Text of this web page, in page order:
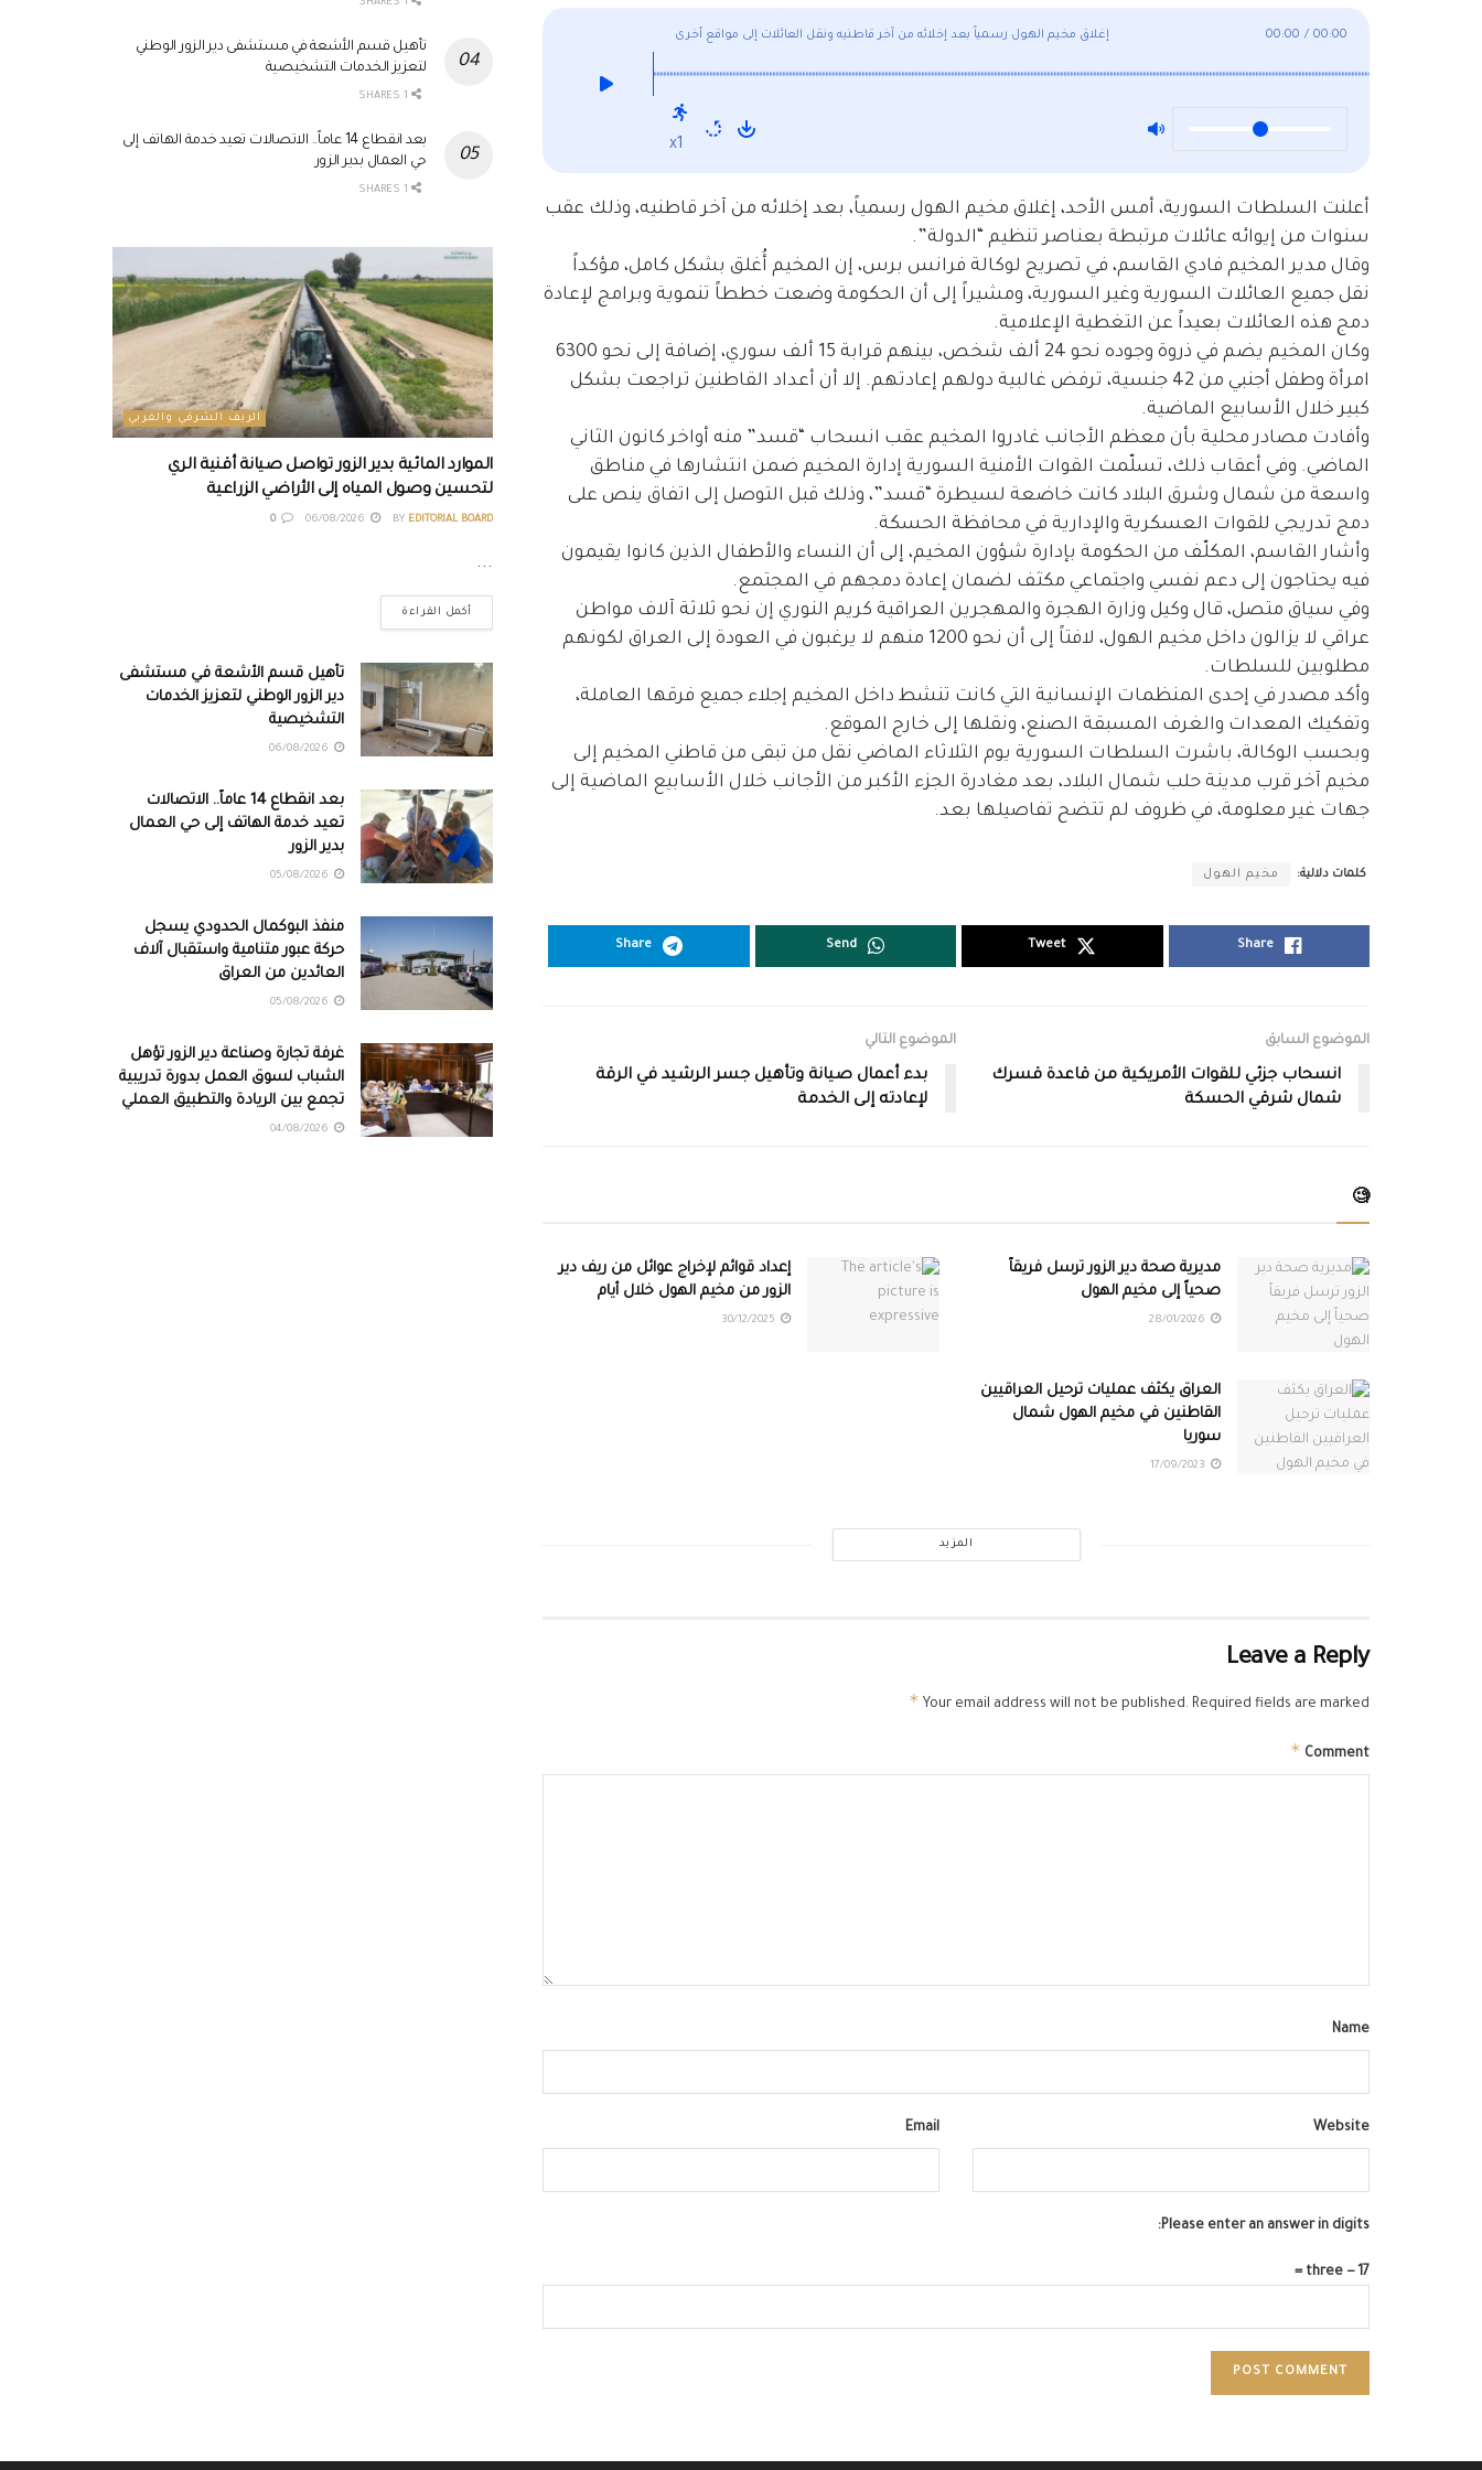
إغلاق مخيم الهول رسمياً بعد إخلائه من آخر قاطنيه ونقل العائلات إلى مواقع أخرى 00:00 / 00:00
x1
أعلنت السلطات السورية، أمس الأحد، إغلاق مخيم الهول رسمياً، بعد إخلائه من آخر قاطنيه، وذلك عقب
سنوات من إيوائه عائلات مرتبطة بعناصر تنظيم “الدولة”.
وقال مدير المخيم فادي القاسم، في تصريح لوكالة فرانس برس، إن المخيم أُغلق بشكل كامل، مؤكداً
نقل جميع العائلات السورية وغير السورية، ومشيراً إلى أن الحكومة وضعت خططاً تنموية وبرامج لإعادة
دمج هذه العائلات بعيداً عن التغطية الإعلامية.
وكان المخيم يضم في ذروة وجوده نحو 24 ألف شخص، بينهم قرابة 15 ألف سوري، إضافة إلى نحو 6300
امرأة وطفل أجنبي من 42 جنسية، ترفض غالبية دولهم إعادتهم. إلا أن أعداد القاطنين تراجعت بشكل
كبير خلال الأسابيع الماضية.
وأفادت مصادر محلية بأن معظم الأجانب غادروا المخيم عقب انسحاب “قسد” منه أواخر كانون الثاني
الماضي. وفي أعقاب ذلك، تسلّمت القوات الأمنية السورية إدارة المخيم ضمن انتشارها في مناطق
واسعة من شمال وشرق البلاد كانت خاضعة لسيطرة “قسد”، وذلك قبل التوصل إلى اتفاق ينص على
دمج تدريجي للقوات العسكرية والإدارية في محافظة الحسكة.
وأشار القاسم، المكلّف من الحكومة بإدارة شؤون المخيم، إلى أن النساء والأطفال الذين كانوا يقيمون
فيه يحتاجون إلى دعم نفسي واجتماعي مكثف لضمان إعادة دمجهم في المجتمع.
وفي سياق متصل، قال وكيل وزارة الهجرة والمهجرين العراقية كريم النوري إن نحو ثلاثة آلاف مواطن
عراقي لا يزالون داخل مخيم الهول، لافتاً إلى أن نحو 1200 منهم لا يرغبون في العودة إلى العراق لكونهم
مطلوبين للسلطات.
وأكد مصدر في إحدى المنظمات الإنسانية التي كانت تنشط داخل المخيم إجلاء جميع فرقها العاملة،
وتفكيك المعدات والغرف المسبقة الصنع، ونقلها إلى خارج الموقع.
وبحسب الوكالة، باشرت السلطات السورية يوم الثلاثاء الماضي نقل من تبقى من قاطني المخيم إلى
مخيم آخر قرب مدينة حلب شمال البلاد، بعد مغادرة الجزء الأكبر من الأجانب خلال الأسابيع الماضية إلى
جهات غير معلومة، في ظروف لم تتضح تفاصيلها بعد.
كلمات دلالية: مخيم الهول
Share
Tweet
Send
Share
الموضوع السابق
انسحاب جزئي للقوات الأمريكية من قاعدة قسرك
شمال شرقي الحسكة
الموضوع التالي
بدء أعمال صيانة وتأهيل جسر الرشيد في الرقة
لإعادته إلى الخدمة
🧐
مديرية صحة دير الزور ترسل فريقاً
صحياً إلى مخيم الهول
إعداد قوائم لإخراج عوائل من ريف دير
الزور من مخيم الهول خلال أيام
العراق يكثف عمليات ترحيل العراقيين
القاطنين في مخيم الهول شمال
سوريا
المزيد
Leave a Reply
Your email address will not be published. Required fields are marked
*
Comment
*
Name
Email Website
Please enter an answer in digits:
17 − three =
تأهيل قسم الأشعة في مستشفى دير الزور الوطني
لتعزيز الخدمات التشخيصية
بعد انقطاع 14 عاماً.. الاتصالات تعيد خدمة الهاتف إلى
حي العمال بدير الزور
الريف الشرقي والغربي
الموارد المائية بدير الزور تواصل صيانة أقنية الري
لتحسين وصول المياه إلى الأراضي الزراعية
BY EDITORIAL BOARD
0
...
أكمل القراءة
تأهيل قسم الأشعة في مستشفى
دير الزور الوطني لتعزيز الخدمات
التشخيصية
بعد انقطاع 14 عاماً.. الاتصالات
تعيد خدمة الهاتف إلى حي العمال
بدير الزور
منفذ البوكمال الحدودي يسجل
حركة عبور متنامية واستقبال آلاف
العائدين من العراق
غرفة تجارة وصناعة دير الزور تؤهل
الشباب لسوق العمل بدورة تدريبية
تجمع بين الريادة والتطبيق العملي